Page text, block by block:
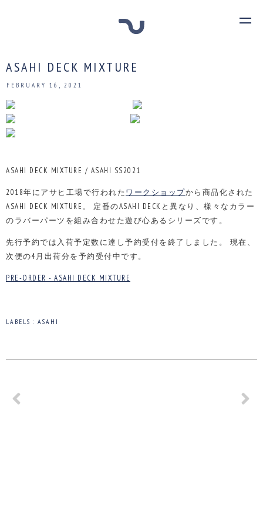
ASAHI DECK MIXTURE
FEBRUARY 16, 2021
ASAHI DECK MIXTURE / ASAHI SS2021
2018年にアサヒ工場で行われたワークショップから商品化された
ASAHI DECK MIXTURE。
定番のASAHI DECKと異なり、様々なカラー
のラバーパーツを組み合わせた遊び心あるシリーズです。
先行予約では入荷予定数に達し予約受付を終了しました。
現在、
次便の4月出荷分を予約受付中です。
PRE-ORDER - ASAHI DECK MIXTURE
LABELS : ASAHI